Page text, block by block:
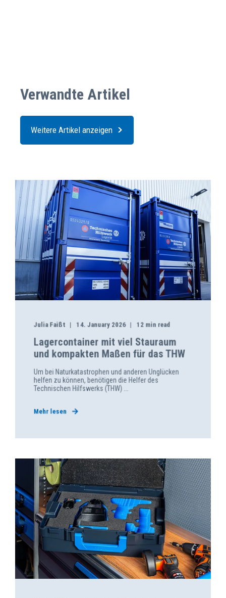
Verwandte Artikel
Weitere Artikel anzeigen
Julia Faißt 14. January 2026 12 min read
Lagercontainer mit viel Stauraum
und kompakten Maßen für das THW
Um bei Naturkatastrophen und anderen Unglücken
helfen zu können, benötigen die Helfer des
Technischen Hilfswerks (THW) ...
Mehr lesen